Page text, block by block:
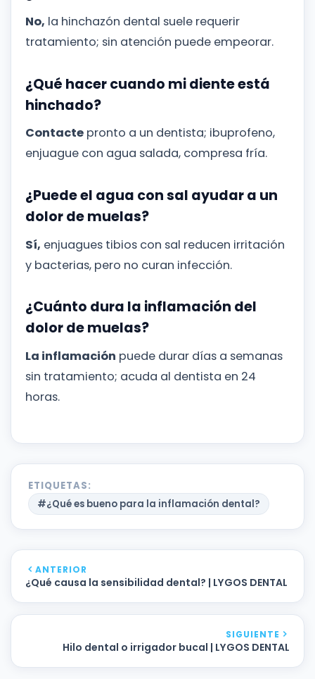
No, la hinchazón dental suele requerir
tratamiento; sin atención puede empeorar.
¿Qué hacer cuando mi diente está
hinchado?
Contacte pronto a un dentista; ibuprofeno,
enjuague con agua salada, compresa fría.
¿Puede el agua con sal ayudar a un
dolor de muelas?
Sí, enjuagues tibios con sal reducen irritación
y bacterias, pero no curan infección.
¿Cuánto dura la inflamación del
dolor de muelas?
La inflamación puede durar días a semanas
sin tratamiento; acuda al dentista en 24
horas.
ETIQUETAS:
#¿Qué es bueno para la inflamación dental?
ANTERIOR
¿Qué causa la sensibilidad dental? | LYGOS DENTAL
SIGUIENTE
Hilo dental o irrigador bucal | LYGOS DENTAL